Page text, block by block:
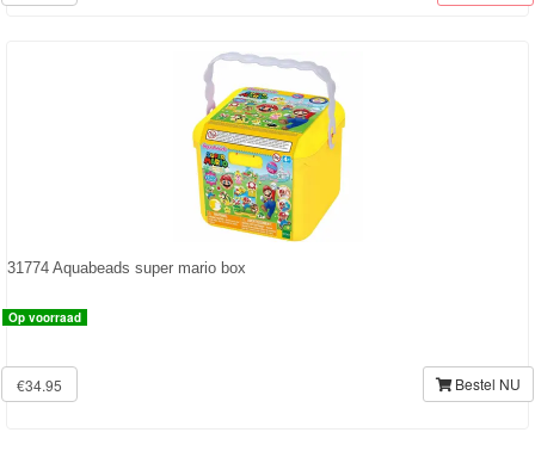
Star
Wars
Superman
31774 Aquabeads super mario box
Op voorraad
€34.95 Bestel NU